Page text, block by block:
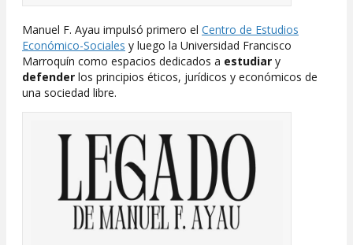
Manuel F. Ayau impulsó primero el Centro de Estudios
Económico-Sociales y luego la Universidad Francisco
Marroquín como espacios dedicados a estudiar y
defender los principios éticos, jurídicos y económicos de
una sociedad libre.